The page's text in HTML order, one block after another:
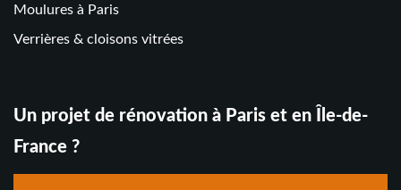
Moulures à Paris
Verrières & cloisons vitrées
Un projet de rénovation à Paris et en Île-de-
France ?